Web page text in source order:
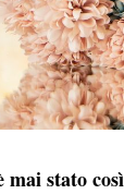
stato